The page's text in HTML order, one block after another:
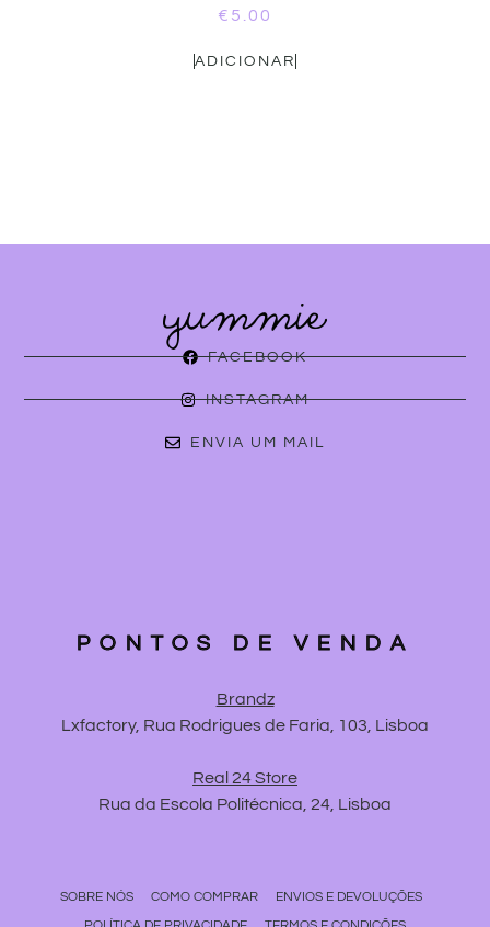
€ 5.00
ADICIONAR
FACEBOOK
INSTAGRAM
ENVIA UM MAIL
PONTOS DE VENDA
Brandz
Lxfactory, Rua Rodrigues de Faria, 103, Lisboa
Real 24 Store
Rua da Escola Politécnica, 24, Lisboa
SOBRE NÓS COMO COMPRAR
ENVIOS E DEVOLUÇÕES